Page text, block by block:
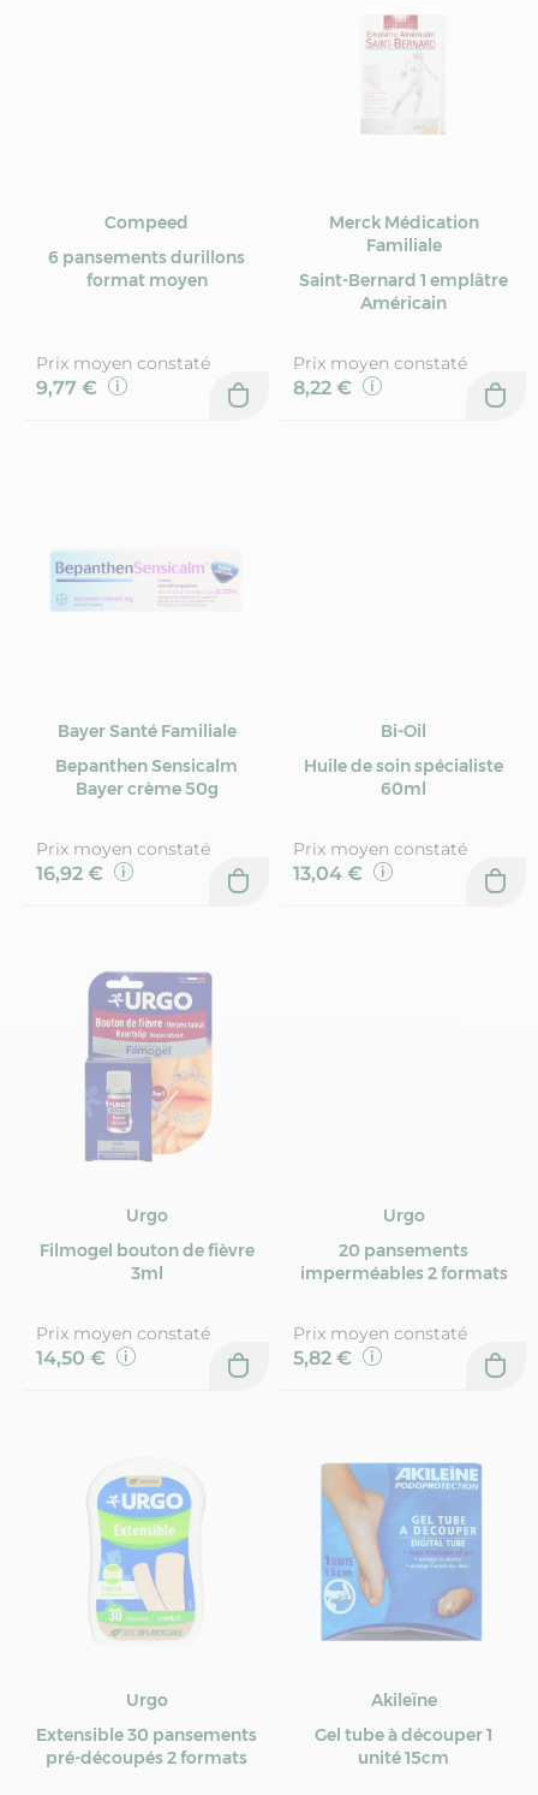
Compeed
6 pansements durillons
format moyen
Prix moyen constaté
9,77 €
Merck Médication
Familiale
Saint-Bernard 1 emplâtre
Américain
Prix moyen constaté
8,22 €
Bayer Santé Familiale
Bepanthen Sensicalm
Bayer crème 50g
Prix moyen constaté
16,92 €
Bi-Oil
Huile de soin spécialiste
60ml
Prix moyen constaté
13,04 €
Urgo
Filmogel bouton de fièvre
3ml
Prix moyen constaté
14,50 €
Urgo
20 pansements
imperméables 2 formats
Prix moyen constaté
5,82 €
Urgo
Extensible 30 pansements
pré-découpés 2 formats
Akileïne
Gel tube à découper 1
unité 15cm